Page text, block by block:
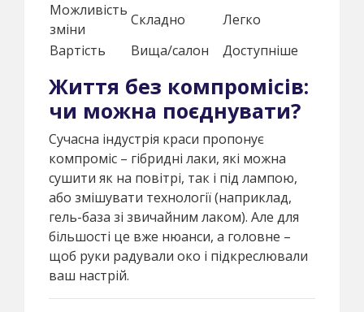
Можливість
зміни
Складно
Легко
Вартість
Вища/салон Доступніше
Життя без компромісів:
чи можна поєднувати?
Сучасна індустрія краси пропонує
компроміс – гібридні лаки, які можна
сушити як на повітрі, так і під лампою,
або змішувати технології (наприклад,
гель-база зі звичайним лаком). Але для
більшості це вже нюанси, а головне –
щоб руки радували око і підкреслювали
ваш настрій.